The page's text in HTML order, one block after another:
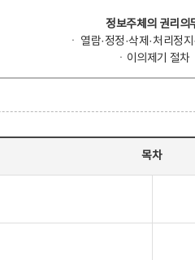
정보주체의 권리의
ㆍ 열람·정정·삭제·처리정
ㆍ이의제기 절차
목차